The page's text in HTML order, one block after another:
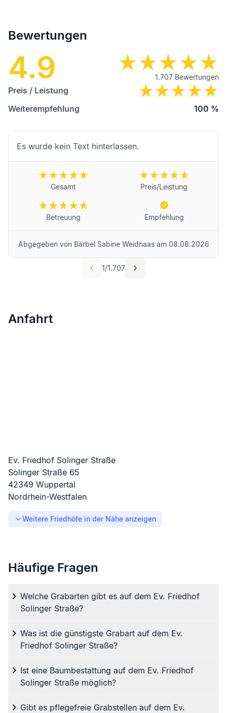
Bewertungen
4.9 1.707 Bewertungen
Preis / Leistung
Weiterempfehlung
100 %
1/1.707
Es wurde kein Text hinterlassen.
Gesamt Preis/Leistung
Betreuung Empfehlung
Abgegeben von Bärbel Sabine Weidhaasam 08.08.2026
Anfahrt
Ev. Friedhof Solinger Straße
Solinger Straße 65
42349 Wuppertal
Nordrhein-Westfalen
Weitere Friedhöfe in der Nähe anzeigen
Häufige Fragen
Welche Grabarten gibt es auf dem Ev. Friedhof
Solinger Straße?
Was ist die günstigste Grabart auf dem Ev.
Friedhof Solinger Straße?
Ist eine Baumbestattung auf dem Ev. Friedhof
Solinger Straße möglich?
Gibt es pflegefreie Grabstellen auf dem Ev.